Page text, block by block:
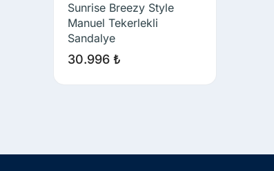
Sunrise Breezy Style
Manuel Tekerlekli
Sandalye
30.996₺